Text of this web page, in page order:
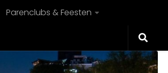
Parenclubs & Feesten